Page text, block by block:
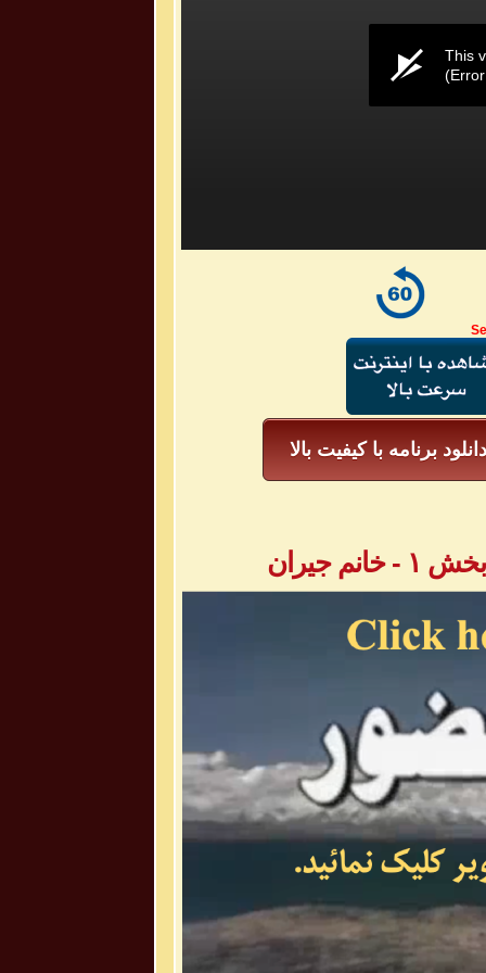
This
دانلود برنامه با کیفیت بالا
جیران